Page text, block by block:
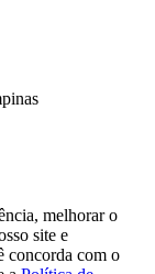
melhorar o
site e
concorda com o